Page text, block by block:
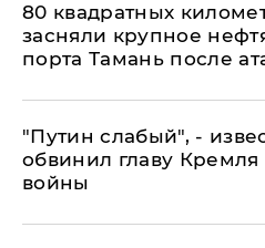
80 квадратных
засняли крупное
порта Тамань после
​"Путин слабый", -
обвинил главу Кремля
войны